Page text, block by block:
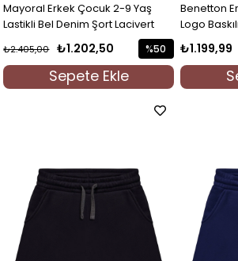
Mayoral Erkek Çocuk 2-9 Yaş
Lastikli Bel Denim Şort Lacivert
₺1.202,50
₺2.405,00
Sepete Ekle
%50
İndirim
%50İndirim
Benetton
Logo
Şort Kırmızı
₺1.199,99